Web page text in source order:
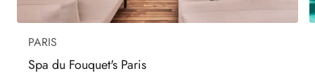
PARIS
Spa du Fouquet's Paris